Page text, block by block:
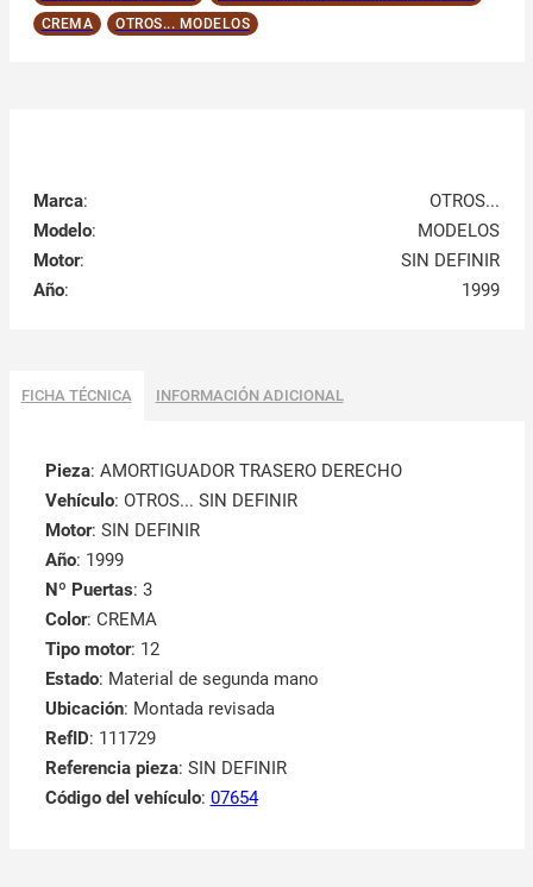
CREMA
OTROS... MODELOS
Marca:
OTROS...
Modelo:
MODELOS
Motor:
SIN DEFINIR
Año: 1999
FICHA TÉCNICA INFORMACIÓN ADICIONAL
Pieza: AMORTIGUADOR TRASERO DERECHO
Vehículo: OTROS... SIN DEFINIR
Motor: SIN DEFINIR
Año: 1999
Nº Puertas: 3
Color: CREMA
Tipo motor: 12
Estado: Material de segunda mano
Ubicación: Montada revisada
RefID: 111729
Referencia pieza: SIN DEFINIR
Código del vehículo: 07654